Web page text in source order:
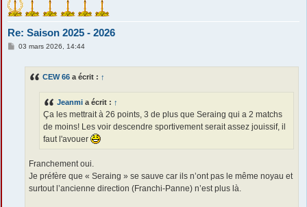
Re: Saison 2025 - 2026
M03 mars 2026, 14:44
CEW 66 a écrit : ↑
Jeanmi a écrit : ↑
Ça les mettrait à 26 points, 3 de plus que Seraing qui a 2 matchs
de moins! Les voir descendre sportivement serait assez jouissif, il
faut l'avouer
Franchement oui.
Je préfère que « Seraing » se sauve car ils n’ont pas le même noyau et
surtout l’ancienne direction (Franchi-Panne) n’est plus là.